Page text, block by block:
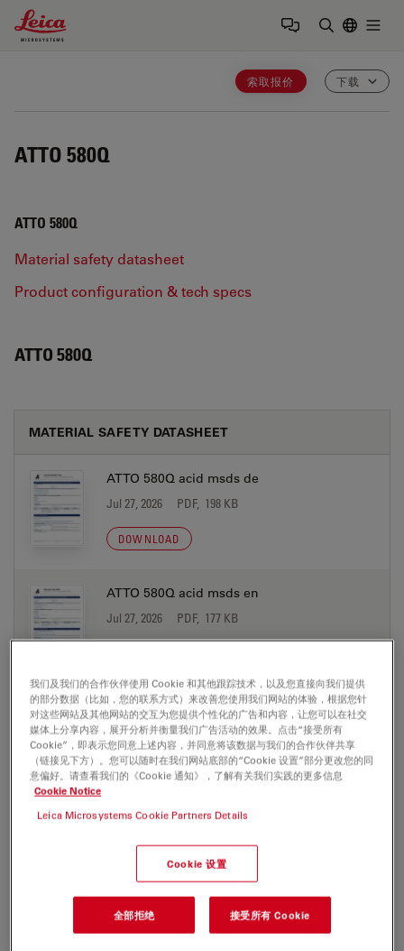
Leica Microsystems Logo
索取报价 下载
ATTO 580Q
ATTO 580Q
Material safety datasheet
Product configuration & tech specs
ATTO 580Q
MATERIAL SAFETY DATASHEET
ATTO 580Q acid msds de
Jul 27, 2026 PDF, 198 KB
DOWNLOAD
ATTO 580Q acid msds en
Jul 27, 2026 PDF, 177 KB
ATTO 580Q biotin msds de
Jul 27, 2026 PDF, 198 KB
DOWNLOAD
ATTO 580Q biotin msds en
Jul 27, 2026 PDF, 177 KB
DOWNLOAD
ATTO 580Q mal msds de
我们及我们的合作伙伴使用 Cookie 和其他跟踪技术，以及您直接向我们提供
的部分数据（比如，您的联系方式）来改善您使用我们网站的体验，根据您针
对这些网站及其他网站的交互为您提供个性化的广告和内容，让您可以在社交
媒体上分享内容，展开分析并衡量我们广告活动的效果。点击“接受所有
Cookie”，即表示您同意上述内容，并同意将该数据与我们的合作伙伴共享
（链接见下方）。您可以随时在我们网站底部的“Cookie 设置”部分更改您的同
意偏好。请查看我们的《Cookie 通知》，了解有关我们实践的更多信息
Cookie Notice
Leica Microsystems Cookie Partners Details
Cookie 设置
全部拒绝 接受所有 Cookie